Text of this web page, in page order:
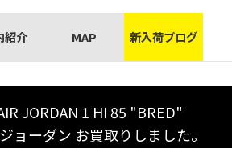
紹介 MAP 新入荷ブログ
JORDAN 1 HI 85 "BRED"
ョーダン お買取りしました。